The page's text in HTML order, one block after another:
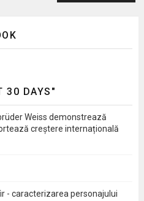
30 DAYS"
Weiss demonstrează
creștere internațională
- caracterizarea personajului